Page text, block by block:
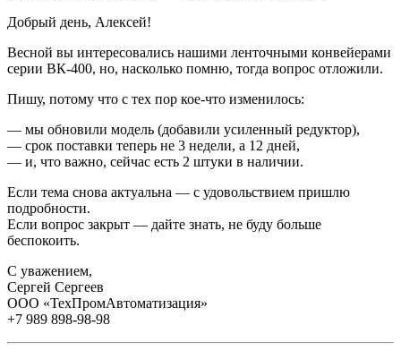
Добрый день, Алексей!
Весной вы интересовались нашими ленточными конвейерами
серии ВК-400, но, насколько помню, тогда вопрос отложили.
Пишу, потому что с тех пор кое-что изменилось:
— мы обновили модель (добавили усиленный редуктор),
— срок поставки теперь не 3 недели, а 12 дней,
— и, что важно, сейчас есть 2 штуки в наличии.
Если тема снова актуальна — с удовольствием пришлю
подробности.
Если вопрос закрыт — дайте знать, не буду больше
беспокоить.
С уважением,
Сергей Сергеев
ООО «ТехПромАвтоматизация»
+7 989 898-98-98